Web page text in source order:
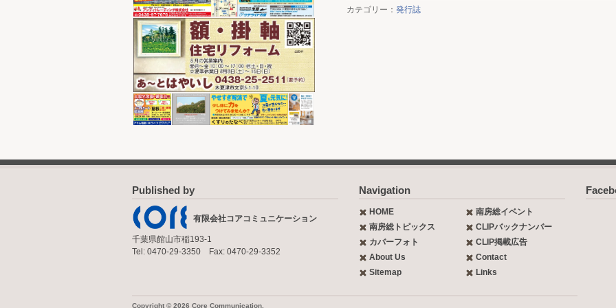
カテゴリー： 発行誌
Published by
有限会社コアコミュニケーション
千葉県館山市稲193-1
Tel: 0470-29-3350 Fax: 0470-29-3352
Navigation
HOME
南房総イベント
南房総トピックス
CLIPバックナンバー
カバーフォト
CLIP掲載広告
About Us
Contact
Sitemap
Links
Copyright © 2026 Core Communication.